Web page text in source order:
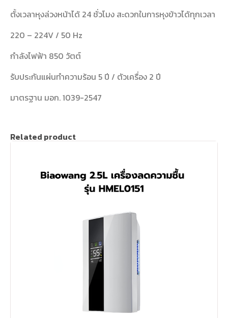
ตั้งเวลาหุงล่วงหน้าได้ 24 ชั่วโมง สะดวกในการหุงข้าวได้ทุกเวลา
220 – 224V / 50 Hz
กำลังไฟฟ้า 850 วัตต์
รับประกันแผ่นทำความร้อน 5 ปี / ตัวเครื่อง 2 ปี
มาตรฐาน มอก. 1039-2547
Related product